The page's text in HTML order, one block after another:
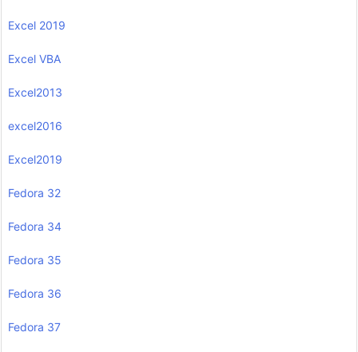
Excel 2019
Excel VBA
Excel2013
excel2016
Excel2019
Fedora 32
Fedora 34
Fedora 35
Fedora 36
Fedora 37